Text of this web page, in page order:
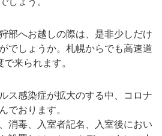
部へお越しの際は、是非少しだけ
でしょうか。札幌からでも高速道
来られます。
ス感染症が拡大のする中、コロナ
でおります。
消毒、入室者記名、入室後におい